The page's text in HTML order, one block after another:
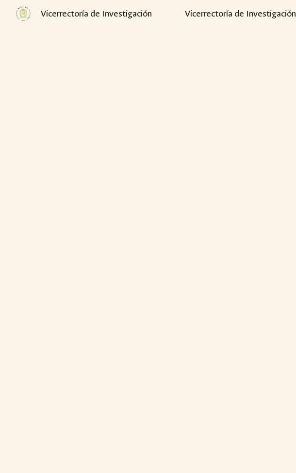
Skip to main content
Vicerrectoría de Investigación Vicerrectoría de Investigación